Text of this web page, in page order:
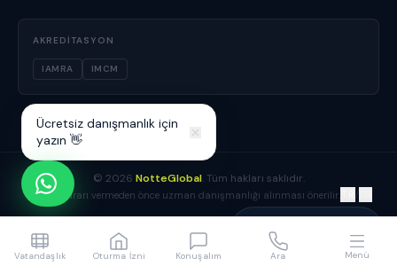
AKREDITASYON
IAMRA IMCM
© 2026 NotteGlobal. Tüm hakları saklıdır.
Yatırım kararı vermeden önce uzman danışmanlığı alınması önerilir. /EN
Danışmanınız çevrimiçi
Ücretsiz danışmanlık için
yazın 👋
Vatandaşlık Oturma İzni Konuşalım Ara Menü